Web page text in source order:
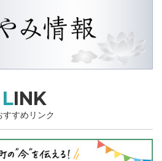
LINK
すすめリンク